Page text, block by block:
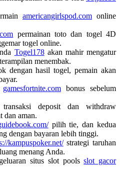
americangirlspod.com online
permainan toto dan togel 4D
togel online.
Togel178akan mahir mengatur
menembak.
dengan hasil togel, pemain akan
gamesfortnite.com bonus sebelum
deposit dan withdraw
dan aman.
pilih tie, dan kedua
dengan bayaran lebih tinggi.
kampuspoker.net/strategi taruhan
menang Anda.
situs slot poolsslot gacor